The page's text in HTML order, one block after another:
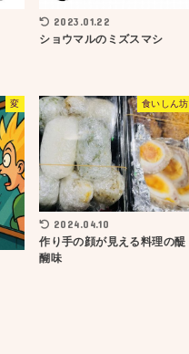
2023.01.22
ショウマルのミズスマシ
変 食いしん坊
2024.04.10
作り手の顔が見える料理の醍
醐味